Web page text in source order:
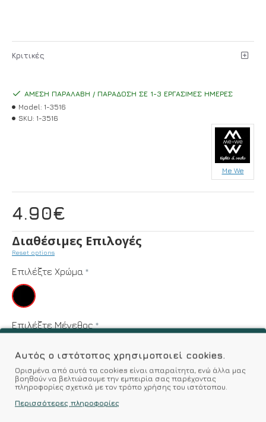
Κριτικές
4.90€
ΆΜΕΣΗ ΠΑΡΑΛΑΒΉ / ΠΑΡΆΔΟΣΗ ΣΕ 1-3 ΕΡΓΆΣΙΜΕΣ ΗΜΈΡΕΣ
Model: 1-3516
SKU: 1-3516
Me We
Διαθέσιμες Επιλογές
Reset options
Επιλέξτε Χρώμα
Επιλέξτε Μέγεθος
ΚΑΛΆΘΙ
Αυτός ο ιστότοπος χρησιμοποιεί cookies.
Ορισμένα από αυτά τα cookies είναι απαραίτητα, ενώ άλλα μας
βοηθούν να βελτιώσουμε την εμπειρία σας παρέχοντας
πληροφορίες σχετικά με τον τρόπο χρήσης του ιστότοπου.
Περισσότερες πληροφορίες